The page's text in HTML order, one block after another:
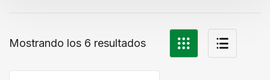
Mostrando los 6 resultados